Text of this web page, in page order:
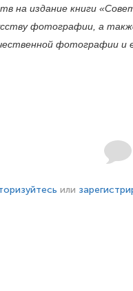
на издание книги
фотографии, а
фотографии и
или